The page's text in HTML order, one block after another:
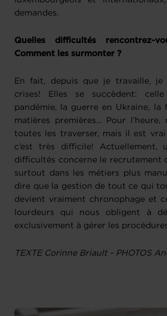
demandes.
Quelles difficultés rencontrez-
Comment les surmonter ?
En fait, depuis que je travaille, je
crises! Elles se succèdent:
pandémie, la guerre en Ukraine, la
matières premières… Pour l’heure,
toutes les traverser, mais il est
c’est très difficile! Actuellement,
difficultés concerne le recrutement
surtout dans les métiers plus
dire que la gestion de tout ce qui
devient vraiment chronophage et
lourdeurs qui nous obligent à
exclusivement à gérer les
TEXTE Corinne Briault - PHOTOS